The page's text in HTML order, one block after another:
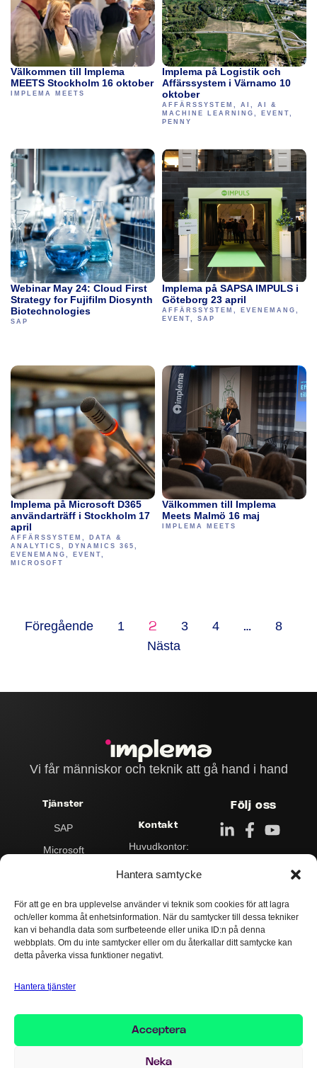
Hantera samtycke
För att ge en bra upplevelse använder vi teknik som cookies för att lagra
och/eller komma åt enhetsinformation. När du samtycker till dessa tekniker
kan vi behandla data som surfbeteende eller unika ID:n på denna
webbplats. Om du inte samtycker eller om du återkallar ditt samtycke kan
detta påverka vissa funktioner negativt.
Hantera tjänster
Acceptera
Neka
Välkommen till Implema
MEETS Stockholm 16 oktober
IMPLEMA MEETS
Implema på Logistik och
Affärssystem i Värnamo 10
oktober
AFFÄRSSYSTEM , AI , AI &
MACHINE LEARNING , EVENT,
PENNY
Webinar May 24: Cloud First
Strategy for Fujifilm Diosynth
Biotechnologies
SAP
Implema på SAPSA IMPULS i
Göteborg 23 april
AFFÄRSSYSTEM EVENEMANG
EVENT
SAP
Implema på Microsoft D365
användarträff i Stockholm 17
april
AFFÄRSSYSTEM
DATA &
ANALYTICS
DYNAMICS 365
EVENEMANG
EVENT
MICROSOFT
Välkommen till Implema
Meets Malmö 16 maj
IMPLEMA MEETS
Föregående 1 2 3 4 …
8
Nästa
Vi får människor och teknik att gå hand i hand
Tjänster
SAP
Microsoft
Data & Analytics
Integration
Drift & Support
Kontakt
Huvudkontor:
90C,
Postadress:
Box 545
101 30 Stockholm
Kontakta oss:
Följ oss